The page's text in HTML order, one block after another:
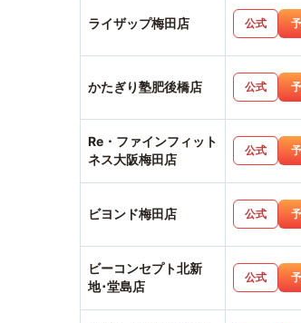
ライザップ梅田店 公式
かたぎり塾肥後橋店 公式
Re・ファインフィット
ネス大阪梅田店
公式
ビヨンド梅田店 公式
ビーコンセプト北新
地･堂島店
公式